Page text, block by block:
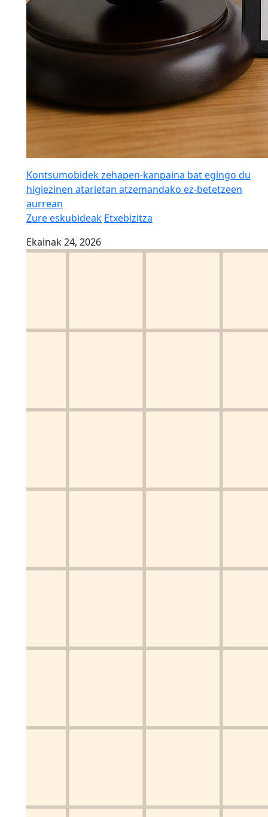
Kontsumobidek zehapen-kanpaina bat egingo du
higiezinen atarietan atzemandako ez-betetzeen
aurrean
Zure eskubideak Etxebizitza
Ekainak 24, 2026